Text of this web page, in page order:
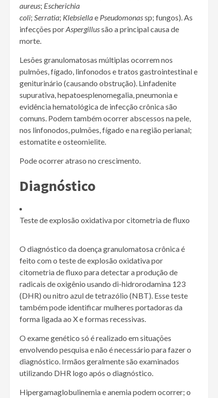
aureus; Escherichia
coli; Serratia; Klebsiellae Pseudomonassp; fungos). As
infecções porAspergillussão a principal causa de
morte.
Lesões granulomatosas múltiplas ocorrem nos
pulmões, fígado, linfonodos e tratos gastrointestinal e
geniturinário (causando obstrução). Linfadenite
supurativa, hepatoesplenomegalia, pneumonia e
evidência hematológica de infecção crônica são
comuns. Podem também ocorrer abscessos na pele,
nos linfonodos, pulmões, fígado e na região perianal;
estomatite e osteomielite.
Pode ocorrer atraso no crescimento.
Diagnóstico
Teste de explosão oxidativa por citometria de fluxo
O diagnóstico da doença granulomatosa crônica é
feito com o teste de explosão oxidativa por
citometria de fluxo para detectar a produção de
radicais de oxigênio usando di-hidrorodamina 123
(DHR) ou nitro azul de tetrazólio (NBT). Esse teste
também pode identificar mulheres portadoras da
forma ligada ao X e formas recessivas.
O exame genético só é realizado em situações
envolvendo pesquisa e não é necessário para fazer o
diagnóstico. Irmãos geralmente são examinados
utilizando DHR logo após o diagnóstico.
Hipergamaglobulinemia e anemia podem ocorrer; o